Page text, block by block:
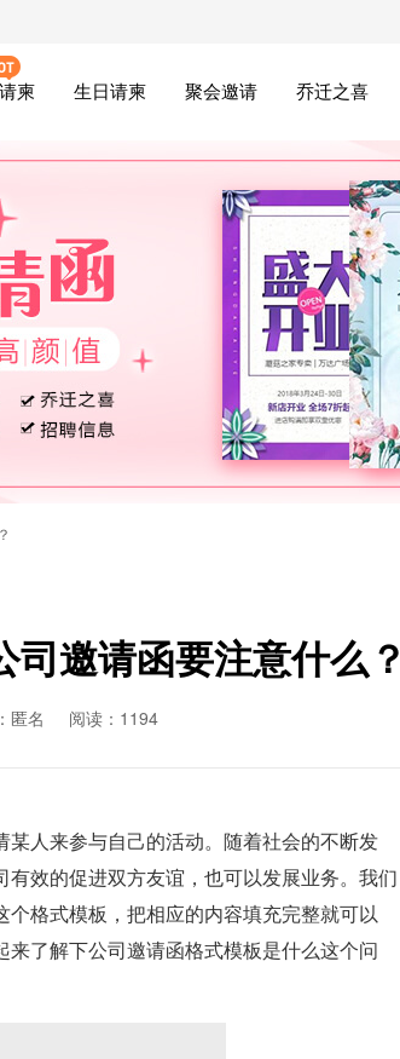
柬 生日请柬 聚会邀请 乔迁之喜
邀请函要注意什么？
匿名 阅读：1194
人来参与自己的活动。随着社会的不断发
效的促进双方友谊，也可以发展业务。我们
格式模板，把相应的内容填充完整就可以
了解下公司邀请函格式模板是什么这个问